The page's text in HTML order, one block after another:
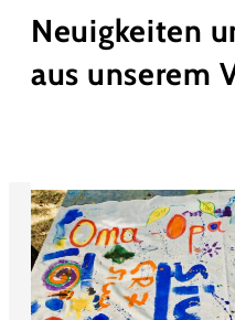
Neuigkeiten
aus unserem